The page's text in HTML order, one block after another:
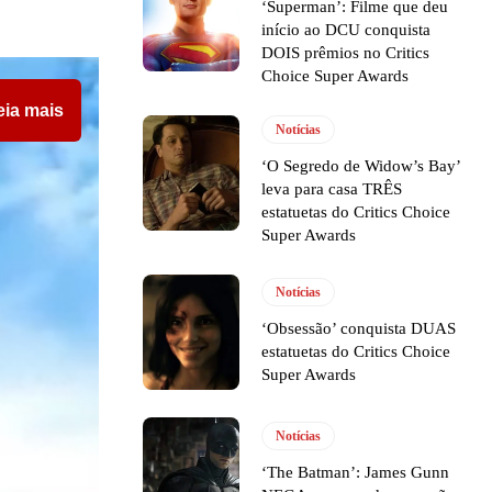
mais
‘Superman’: Filme que deu
início ao DCU conquista
DOIS prêmios no Critics
Choice Super Awards
Notícias
‘O Segredo de Widow’s Bay’
leva para casa TRÊS
estatuetas do Critics Choice
Super Awards
Notícias
‘Obsessão’ conquista DUAS
estatuetas do Critics Choice
Super Awards
Notícias
‘The Batman’: James Gunn